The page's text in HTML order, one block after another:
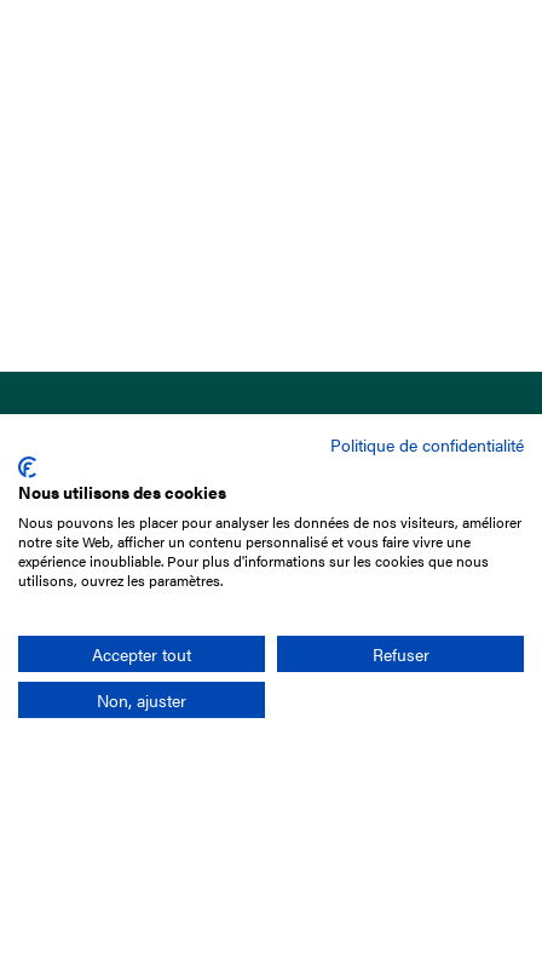
15 Boulevard de Douaumont
75017 Paris
01 49 10 20 29
Rechercher
Politique de confidentialité
Nous utilisons des cookies
Nous pouvons les placer pour analyser les données de nos visiteurs, améliorer
notre site Web, afficher un contenu personnalisé et vous faire vivre une
expérience inoubliable. Pour plus d'informations sur les cookies que nous
utilisons, ouvrez les paramètres.
Accepter tout
Refuser
Non, ajuster